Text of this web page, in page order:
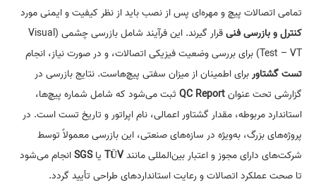
تمامی اتصالات پیچ و مهره‌ای پس از نصب باید از نظر کیفیت و ایمنی مورد
کنترل و بازرسی فنی
قرار گیرند. این فرآیند شامل بازرسی چشمی (Visual
Test – VT) برای بررسی وضعیت فیزیکی اتصالات، و در صورت نیاز، انجام
تست گشتاوربرای اطمینان از میزان سفتی پیچ‌هاست. نتایج بازرسی در
گزارشی تحت عنوانQC Report ثبت می‌شود که شامل شماره پیچ‌ها،
استاندارد مربوطه، مقدار گشتاور اعمالی، نام اپراتور و تاریخ تست است. در
پروژه‌های بزرگ، به‌ویژه در سازه‌های صنعتی، این بازرسی معمولاً توسط
شرکت‌های دارای مجوز و اعتبار بین‌المللی مانند
TÜV یاSGSانجام می‌شود
تا صحت عملکرد اتصالات و رعایت استاندارد‌های طراحی تأیید گردد.